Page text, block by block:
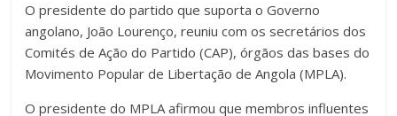
O presidente do partido que suporta o Governo
angolano, João Lourenço, reuniu com os secretários dos
Comités de Ação do Partido (CAP), órgãos das bases do
Movimento Popular de Libertação de Angola (MPLA).
O presidente do MPLA afirmou que membros influentes